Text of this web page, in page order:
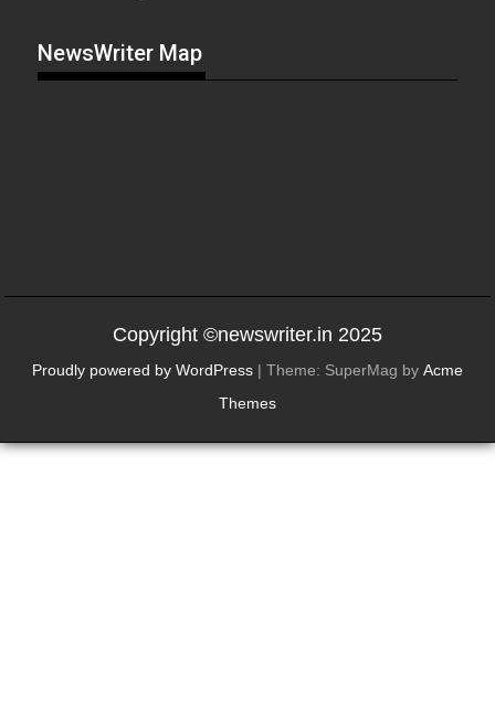
NewsWriter Map
Copyright ©newswriter.in 2025
Proudly powered by WordPress | Theme: SuperMag by Acme
Themes